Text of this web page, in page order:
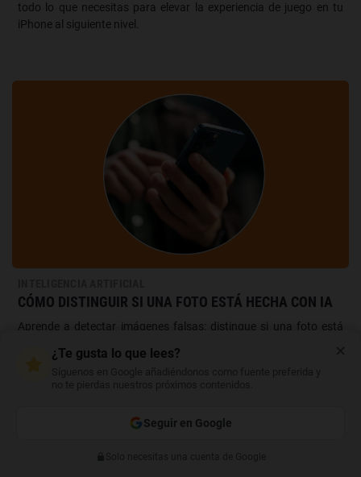
todo lo que necesitas para elevar la experiencia de juego en tu
iPhone al siguiente nivel.
CÓMO DISTINGUIR SI UNA FOTO ESTÁ HECHA CON IA
Aprende a detectar imágenes falsas: distingue si una foto está
seguridad online
¿Te gusta lo que lees?
Seguir en Google